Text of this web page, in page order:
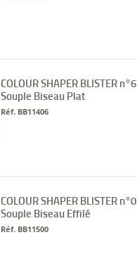
COLOUR SHAPER BLISTER n°6
Souple Biseau Plat
Réf. BB11406
COLOUR SHAPER BLISTER n°0
Souple Biseau Effilé
Réf. BB11500